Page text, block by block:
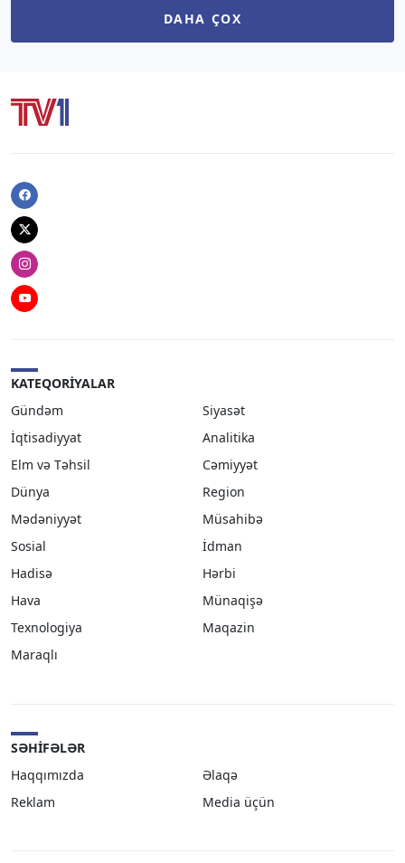
DAHA ÇOX
Facebook
Twitter
Instagram
Youtube
KATEQORIYALAR
Gündəm
Siyasət
İqtisadiyyat
Analitika
Elm və Təhsil
Cəmiyyət
Dünya
Region
Mədəniyyət
Müsahibə
Sosial
İdman
Hadisə
Hərbi
Hava
Münaqişə
Texnologiya
Maqazin
Maraqlı
SƏHIFƏLƏR
Haqqımızda
Əlaqə
Reklam
Media üçün